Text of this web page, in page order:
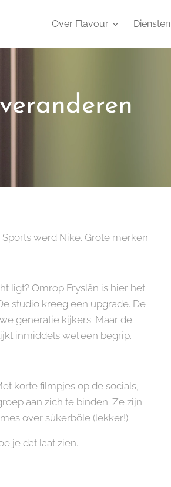
Over Flavour Diensten
werd Nike. Grote merken
ligt? Omrop Fryslân is hier het
studio kreeg een upgrade. De
generatie kijkers. Maar de
inmiddels wel een begrip.
korte filmpjes op de socials,
aan zich te binden. Ze zijn
over súkerbôle (lekker!).
je dat laat zien.